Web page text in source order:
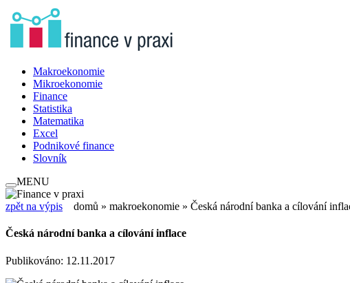
Makroekonomie
Mikroekonomie
Finance
Statistika
Matematika
Excel
Podnikové finance
Slovník
MENU
zpět na výpis domů » makroekonomie » Česká národní banka a cílování
Česká národní banka a cílování inflace
Publikováno: 12.11.2017